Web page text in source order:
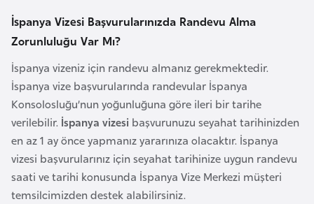
İspanya Vizesi Başvurularınızda Randevu Alma
Zorunluluğu Var Mı?
İspanya vizeniz için randevu almanız gerekmektedir.
İspanya vize başvurularında randevular İspanya
Konsolosluğu’nun yoğunluğuna göre ileri bir tarihe
verilebilir. İspanya vizesi başvurunuzu seyahat tarihinizden
en az 1 ay önce yapmanız yararınıza olacaktır. İspanya
vizesi başvurularınız için seyahat tarihinize uygun randevu
saati ve tarihi konusunda İspanya Vize Merkezi müşteri
temsilcimizden destek alabilirsiniz.
k
a
D
e
m
o
k
r
a